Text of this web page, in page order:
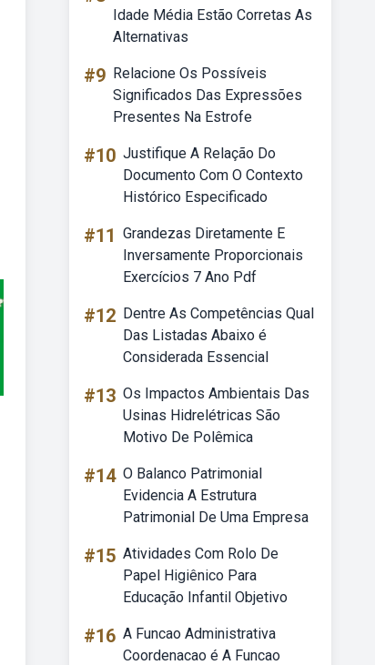
Idade Média Estão Corretas As
Alternativas
#9 Relacione Os Possíveis
Significados Das Expressões
Presentes Na Estrofe
#10 Justifique A Relação Do
Documento Com O Contexto
Histórico Especificado
#11 Grandezas Diretamente E
Inversamente Proporcionais
Exercícios 7 Ano Pdf
#12 Dentre As Competências Qual
Das Listadas Abaixo é
Considerada Essencial
#13 Os Impactos Ambientais Das
Usinas Hidrelétricas São
Motivo De Polêmica
#14 O Balanco Patrimonial
Evidencia A Estrutura
Patrimonial De Uma Empresa
#15 Atividades Com Rolo De
Papel Higiênico Para
Educação Infantil Objetivo
#16 A Funcao Administrativa
Coordenacao é A Funcao